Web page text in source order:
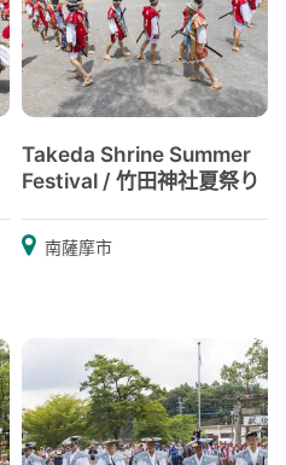
Takeda Shrine Summer
Festival / 竹田神社夏祭り
南薩摩市